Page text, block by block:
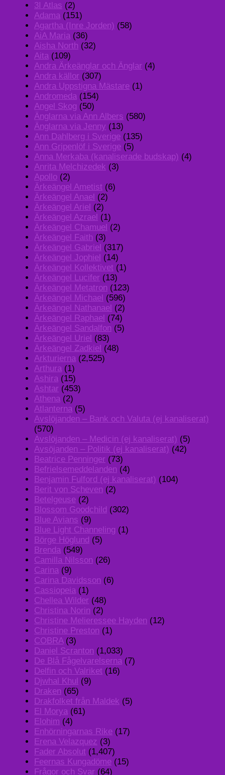
3I Atlas (2)
Adama (151)
Agartha (Inre Jorden) (58)
AiA Maria (36)
Aisha North (32)
Aita (109)
Andra Ärkeänglar och Änglar (4)
Andra källor (307)
Andra Uppstigna Mästare (1)
Andromeda (154)
Angel Skog (50)
Änglarna via Ann Albers (580)
Änglarna via Jenny (13)
Ann Dahlberg i Sverige (135)
Ann Gripenlöf i Sverige (5)
Anna Merkaba (kanaliserade budskap) (4)
Anrita Melchizedek (3)
Apollo (2)
Ärkeängel Ametist (6)
Ärkeängel Anael (2)
Ärkeängel Ariel (2)
Ärkeängel Azrael (1)
Ärkeängel Chamuel (2)
Ärkeängel Faith (3)
Ärkeängel Gabriel (317)
Ärkeängel Jophiel (14)
Ärkeängel Kollektivet (1)
Ärkeängel Lucifer (13)
Ärkeängel Metatron (123)
Ärkeängel Michael (596)
Ärkeängel Nathanael (2)
Ärkeängel Raphael (74)
Ärkeängel Sandalfon (5)
Ärkeängel Uriel (83)
Ärkeängel Zadkiel (48)
Arkturierna (2,525)
Arthura (1)
Ashira (15)
Ashtar (453)
Athena (2)
Atlanterna (5)
Avslöjanden – Bank och Valuta (ej kanaliserat)
(570)
Avslöjanden – Medicin (ej kanaliserat) (5)
Avsöjanden – Politik (ej kanaliserat) (42)
Beatrice Penninger (73)
Befrielsemeddelanden (4)
Benjamin Fulford (ej kanaliserat) (104)
Berit von Scheven (2)
Betelgeuse (2)
Blossom Goodchild (302)
Blue Avians (9)
Blue Light Channeling (1)
Börge Höglund (5)
Brenda (549)
Camilla Nilsson (26)
Carina (9)
Carina Davidsson (6)
Cassiopeia (1)
Chellea Wilder (48)
Christina Norin (2)
Christine Melieressee Hayden (12)
Christine Preston (1)
COBRA(3)
Daniel Scranton (1,033)
De Blå Fågelvarelserna (7)
Delfin och Valriket (16)
Djwhal Khul (9)
Draken (65)
Drakfolket från Maldek (5)
El Morya (61)
Elohim (4)
Enhörningarnas Rike (17)
Erena Velazquez (3)
Fader Absolut (1,407)
Feernas Kungadöme (15)
Frågor och Svar (64)